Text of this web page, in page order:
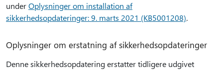
underOplysninger om installation af
sikkerhedsopdateringer: 9. marts 2021 (KB5001208).
Oplysninger om erstatning af sikkerhedsopdateringer
Denne sikkerhedsopdatering erstatter tidligere udgivet